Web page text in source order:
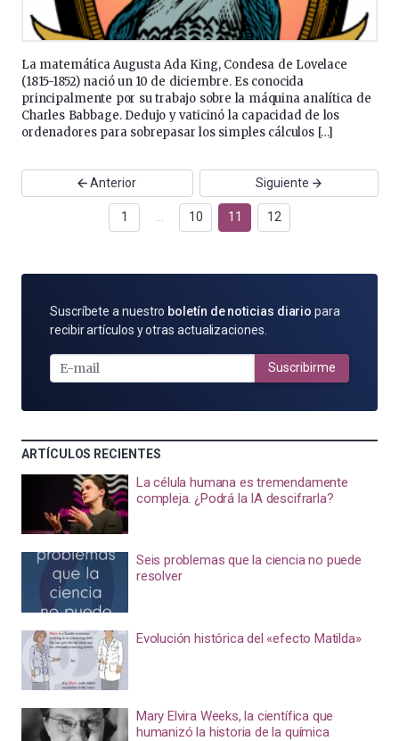
La matemática Augusta Ada King, Condesa de Lovelace
(1815-1852) nació un 10 de diciembre. Es conocida
principalmente por su trabajo sobre la máquina analítica de
Charles Babbage. Dedujo y vaticinó la capacidad de los
ordenadores para sobrepasar los simples cálculos […]
Anterior Siguiente
1 … 10 11 12
SUSCRÍBETE
POR
MAIL
Suscríbete a nuestro boletín de noticias diario para
recibir artículos y otras actualizaciones.
Suscribirme
ARTÍCULOS RECIENTES
La célula humana es tremendamente
compleja. ¿Podrá la IA descifrarla?
Seis problemas que la ciencia no puede
resolver
Evolución histórica del «efecto Matilda»
Mary Elvira Weeks, la científica que
humanizó la historia de la química